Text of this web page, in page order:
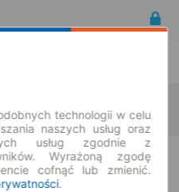
zmień kryteria
technologii w celu
naszych usług oraz
usług zgodnie z
Wyrażoną zgodę
cofnąć lub zmienić.
.